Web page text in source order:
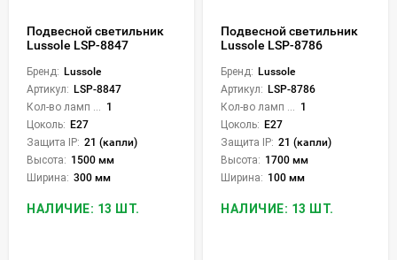
Подвесной светильник
Lussole LSP-8847
Бренд: Lussole
Артикул: LSP-8847
Кол-во ламп или LED: 1
Цоколь: E27
Защита IP: 21 (капли)
Высота: 1500 мм
Ширина: 300 мм
НАЛИЧИЕ: 13 ШТ.
Подвесной светильник
Lussole LSP-8786
Бренд: Lussole
Артикул: LSP-8786
Кол-во ламп или LED: 1
Цоколь: E27
Защита IP: 21 (капли)
Высота: 1700 мм
Ширина: 100 мм
НАЛИЧИЕ: 13 ШТ.